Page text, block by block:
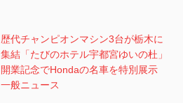
歴代チャンピオンマシン3台が栃木に
集結「たびのホテル宇都宮ゆいの杜」
開業記念でHondaの名車を特別展示
一般ニュース